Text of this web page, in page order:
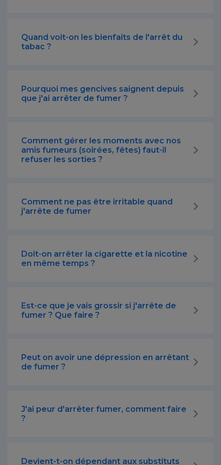
Quand voit-on les bienfaits de l'arrêt du
tabac ?
Pourquoi mes gencives saignent depuis
que j'ai arrêter de fumer ?
Comment gérer les moments avec nos
amis fumeurs (soirées, fêtes) faut-il
refuser les sorties ?
Comment ne pas être irritable quand
j'arrête de fumer
Doit-on arrêter la cigarette et la nicotine
en même temps ?
Est-ce que je vais grossir si j'arrête de
fumer ? Que faire ?
Peut on avoir une dépression en arrêtant
de fumer ?
J'ai peur d'arrêter fumer, comment faire
?
Devient-t-on dépendant aux substituts